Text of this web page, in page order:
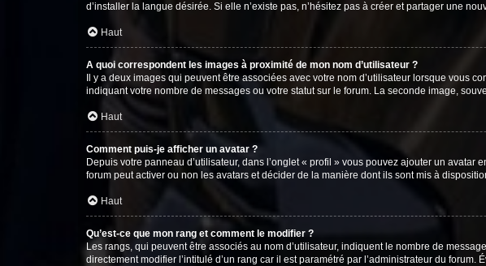
d’installer la langue désirée. Si elle n’existe pas, n’hésitez pas à créer et partager une
Haut
A quoi correspondent les images à proximité de mon nom d’utilisateur ?
Il y a deux images qui peuvent être associées avec votre nom d’utilisateur lorsque vous
indiquant votre nombre de messages ou votre statut sur le forum. La seconde image,
Haut
Comment puis-je afficher un avatar ?
Depuis votre panneau d’utilisateur, dans l’onglet « profil » vous pouvez ajouter un avatar
forum peut activer ou non les avatars et décider de la manière dont ils sont mis à
Haut
Qu’est-ce que mon rang et comment le modifier ?
Les rangs, qui peuvent être associés au nom d’utilisateur, indiquent le nombre de
directement modifier l’intitulé d’un rang car il est paramétré par l’administrateur du